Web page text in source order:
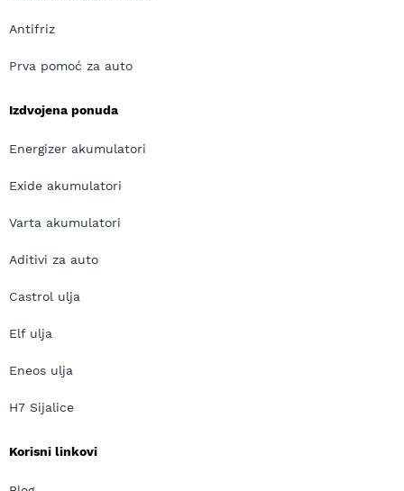
Antifriz
Prva pomoć za auto
Izdvojena ponuda
Energizer akumulatori
Exide akumulatori
Varta akumulatori
Aditivi za auto
Castrol ulja
Elf ulja
Eneos ulja
H7 Sijalice
Korisni linkovi